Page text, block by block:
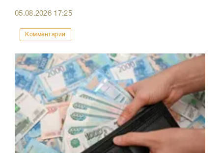
05.08.2026 17:25
Комментарии